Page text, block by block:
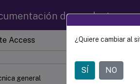
de productos
Access
general
Este
Citrix
¿Quiere cambiar al
SÍ NO